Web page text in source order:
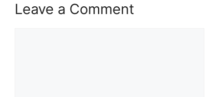
Leave a Comment